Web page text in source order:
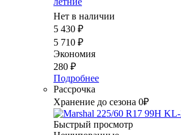
Нет в наличии
5 430 ₽
5 710 ₽
Экономия
280 ₽
Подробнее
Рассрочка
Хранение до сезона 0₽
Быстрый просмотр